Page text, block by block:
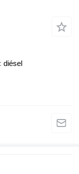
diésel